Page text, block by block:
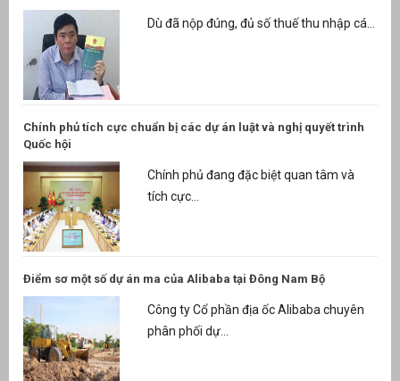
Dù đã nộp đúng, đủ số thuế thu nhập cá...
Chính phủ tích cực chuẩn bị các dự án luật và nghị quyết trình
Quốc hội
Chính phủ đang đặc biệt quan tâm và
tích cực...
Điểm sơ một số dự án ma của Alibaba tại Đông Nam Bộ
Công ty Cổ phần địa ốc Alibaba chuyên
phân phối dự...